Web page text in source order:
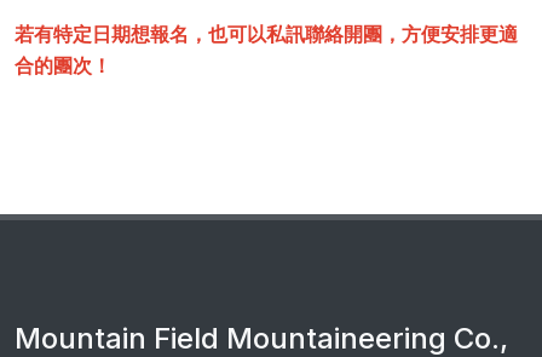
若有特定日期想報名，也可以私訊聯絡開團，方便安排更適
合的團次！
Mountain Field Mountaineering Co.,